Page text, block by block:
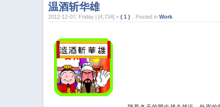
温酒斩华雄
2012-12-07, Friday | [4,734] ×{ 1 } ，Posted inWork